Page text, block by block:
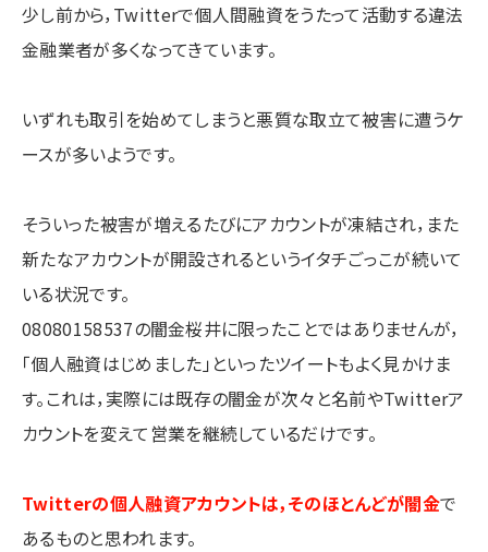
少し前から，Twitterで個人間融資をうたって活動する違法
金融業者が多くなってきています。
いずれも取引を始めてしまうと悪質な取立て被害に遭うケ
ースが多いようです。
そういった被害が増えるたびにアカウントが凍結され，また
新たなアカウントが開設されるというイタチごっこが続いて
いる状況です。
08080158537の闇金桜井に限ったことではありませんが，
「個人融資はじめました」といったツイートもよく見かけま
す。これは，実際には既存の闇金が次々と名前やTwitterア
カウントを変えて営業を継続しているだけです。
Twitterの個人融資アカウントは，そのほとんどが闇金で
あるものと思われます。